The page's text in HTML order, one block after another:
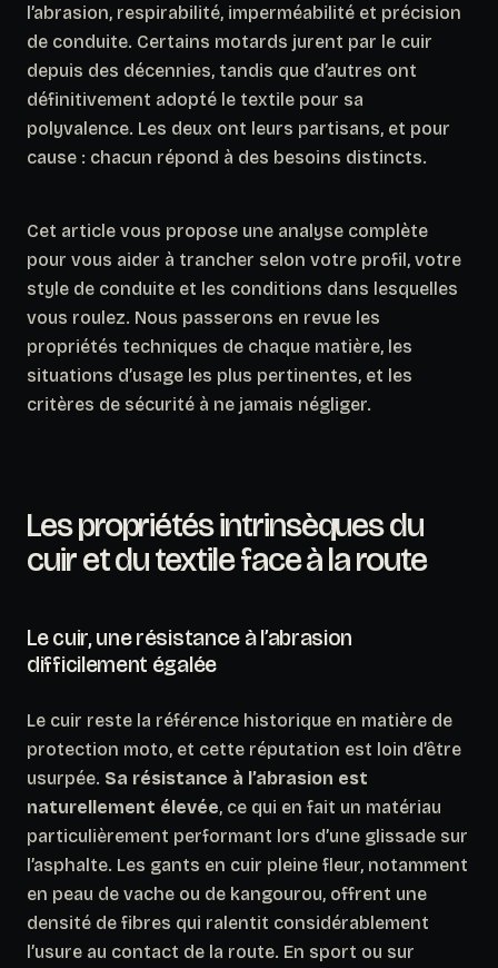
l’abrasion, respirabilité, imperméabilité et précision
de conduite. Certains motards jurent par le cuir
depuis des décennies, tandis que d’autres ont
définitivement adopté le textile pour sa
polyvalence. Les deux ont leurs partisans, et pour
cause : chacun répond à des besoins distincts.
Cet article vous propose une analyse complète
pour vous aider à trancher selon votre profil, votre
style de conduite et les conditions dans lesquelles
vous roulez. Nous passerons en revue les
propriétés techniques de chaque matière, les
situations d’usage les plus pertinentes, et les
critères de sécurité à ne jamais négliger.
Les propriétés intrinsèques du
cuir et du textile face à la route
Le cuir, une résistance à l’abrasion
difficilement égalée
Le cuir reste la référence historique en matière de
protection moto, et cette réputation est loin d’être
usurpée. Sa résistance à l’abrasion est
naturellement élevée, ce qui en fait un matériau
particulièrement performant lors d’une glissade sur
l’asphalte. Les gants en cuir pleine fleur, notamment
en peau de vache ou de kangourou, offrent une
densité de fibres qui ralentit considérablement
l’usure au contact de la route. En sport ou sur